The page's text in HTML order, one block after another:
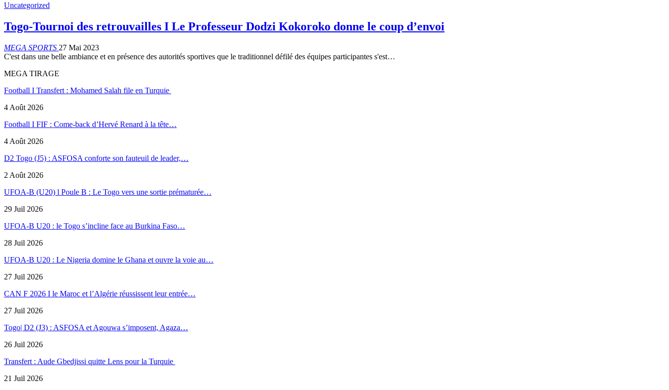
Uncategorized
Togo-Tournoi des retrouvailles I Le Professeur Dodzi Kokoroko donne le coup d’envoi
MEGA SPORTS 27 Mai 2023
C'est dans une belle ambiance et en présence des autorités sportives que le traditionnel défilé des équipes participantes s'est…
MEGA TIRAGE
Football I Transfert : Mohamed Salah file en Turquie
4 Août 2026
Football I FIF : Come-back d’Hervé Renard à la tête…
4 Août 2026
D2 Togo (J5) : ASFOSA conforte son fauteuil de leader,…
2 Août 2026
UFOA-B (U20) l Poule B : Le Togo vers une sortie prématurée…
29 Juil 2026
UFOA-B U20 : le Togo s’incline face au Burkina Faso…
28 Juil 2026
UFOA-B U20 : Le Nigeria domine le Ghana et ouvre la voie au…
27 Juil 2026
CAN F 2026 I le Maroc et l’Algérie réussissent leur entrée…
27 Juil 2026
Togo| D2 (J3) : ASFOSA et Agouwa s’imposent, Agaza…
26 Juil 2026
Transfert : Aude Gbedjissi quitte Lens pour la Turquie
21 Juil 2026